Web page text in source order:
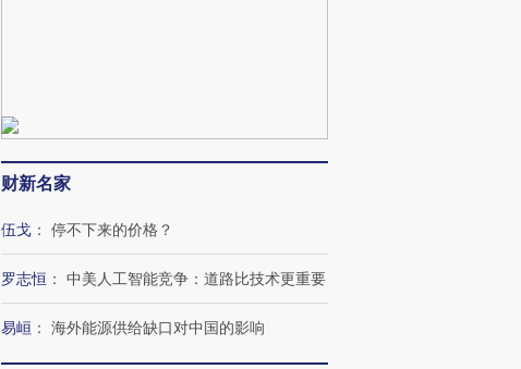
财新名家
伍戈 ： 停不下来的价格？
罗志恒 ： 中美人工智能竞争：道路比技术更重要
易峘 ： 海外能源供给缺口对中国的影响